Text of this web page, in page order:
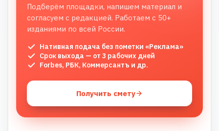
Подберём площадки, напишем материал и
согласуем с редакцией. Работаем с 50+
изданиями по всей России.
Нативная подача без пометки «Реклама»
Срок выхода — от 3 рабочих дней
Forbes, РБК, Коммерсантъ и др.
Получить смету